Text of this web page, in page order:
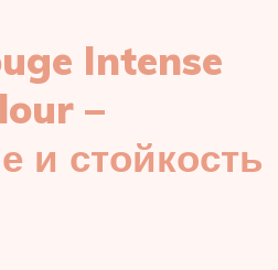
Intense
–
и стойкость